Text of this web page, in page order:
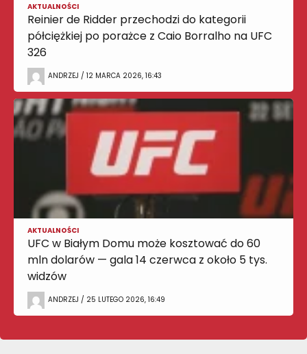
AKTUALNOŚCI
Reinier de Ridder przechodzi do kategorii
półciężkiej po porażce z Caio Borralho na UFC
326
ANDRZEJ / 12 MARCA 2026, 16:43
AKTUALNOŚCI
UFC w Białym Domu może kosztować do 60
mln dolarów — gala 14 czerwca z około 5 tys.
widzów
ANDRZEJ / 25 LUTEGO 2026, 16:49